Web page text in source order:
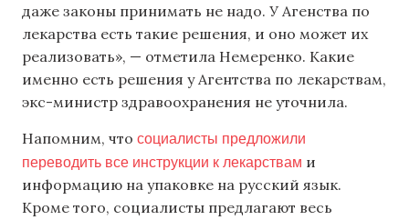
даже законы принимать не надо. У Агенства по
лекарства есть такие решения, и оно может их
реализовать», — отметила Немеренко. Какие
именно есть решения у Агентства по лекарствам,
экс-министр здравоохранения не уточнила.
Напомним, что социалисты предложили
переводить все инструкции к лекарствам и
информацию на упаковке на русский язык.
Кроме того, социалисты предлагают весь